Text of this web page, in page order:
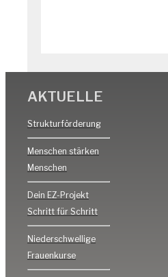
AKTUELLE
Strukturförderung
Menschen stärken
Menschen
Dein EZ-Projekt
Schritt für Schritt
Niederschwellige
Frauenkurse